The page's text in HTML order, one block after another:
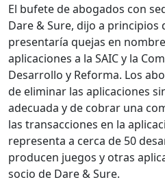
El bufete de abogados con
Dare & Sure, dijo a principios
presentaría quejas en
aplicaciones a la SAIC y la
Desarrollo y Reforma. Los
de eliminar las aplicaciones
adecuada y de cobrar una
las transacciones en la
representa a cerca de 50
producen juegos y otras
socio de Dare & Sure.